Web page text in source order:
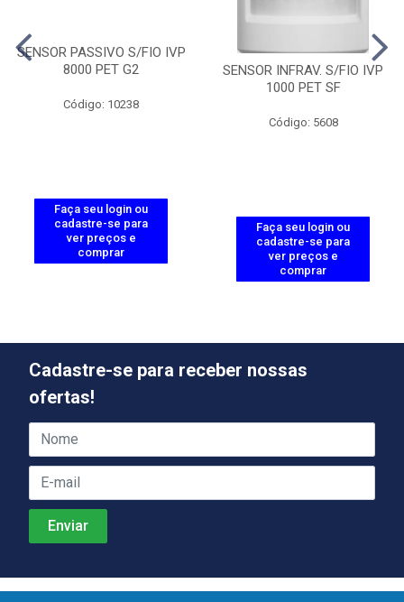
SENSOR PASSIVO S/FIO IVP
8000 PET G2
Código: 10238
Faça seu login ou
cadastre-se para
ver preços e
comprar
SENSOR INFRAV. S/FIO IVP
1000 PET SF
Código: 5608
Faça seu login ou
cadastre-se para
ver preços e
comprar
Cadastre-se para receber nossas
ofertas!